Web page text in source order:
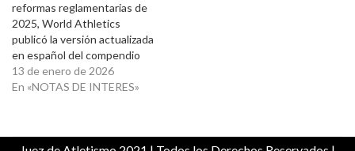
reformas reglamentarias de
2025, World Athletics
publicó la versión actualizada
en español del compendio
de regulaciones técnicas y
de competencia. C1.1 &
(18)Descarga DIEGO
13 de enero de 2026
En «NOTAS DE INTERES»